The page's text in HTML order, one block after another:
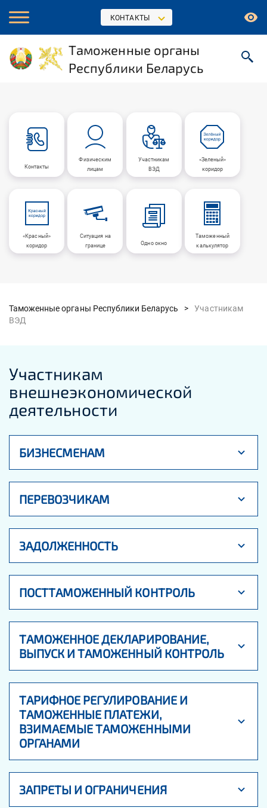
КОНТАКТЫ
Таможенные органы
Республики Беларусь
Контакты
Физическим
лицам
Участникам
ВЭД
«Зеленый»
коридор
«Красный»
коридор
Ситуация на
границе
Одно окно
Таможенный
калькулятор
Таможенные органы Республики Беларусь >
Участникам
ВЭД
Участникам
внешнеэкономической
деятельности
БИЗНЕСМЕНАМ
ПЕРЕВОЗЧИКАМ
ЗАДОЛЖЕННОСТЬ
ПОСТТАМОЖЕННЫЙ КОНТРОЛЬ
ТАМОЖЕННОЕ ДЕКЛАРИРОВАНИЕ,
ВЫПУСК И ТАМОЖЕННЫЙ КОНТРОЛЬ
ТАРИФНОЕ РЕГУЛИРОВАНИЕ И
ТАМОЖЕННЫЕ ПЛАТЕЖИ,
ВЗИМАЕМЫЕ ТАМОЖЕННЫМИ
ОРГАНАМИ
ЗАПРЕТЫ И ОГРАНИЧЕНИЯ